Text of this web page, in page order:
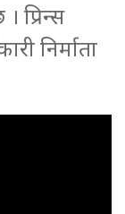
प्रिन्स
निर्माता